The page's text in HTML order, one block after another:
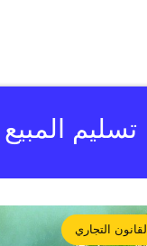
تسليم المبيع
القانون التجاري